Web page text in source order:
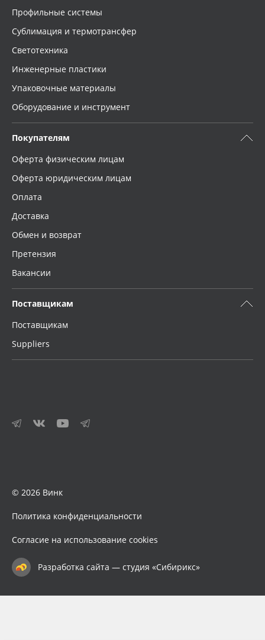
Профильные системы
Сублимация и термотрансфер
Светотехника
Инженерные пластики
Упаковочные материалы
Оборудование и инструмент
Покупателям
Оферта физическим лицам
Оферта юридическим лицам
Оплата
Доставка
Обмен и возврат
Претензия
Вакансии
Поставщикам
Поставщикам
Suppliers
© 2026 Винк
Политика конфиденциальности
Согласие на использование cookies
Разработка сайта — студия «Сибирикс»